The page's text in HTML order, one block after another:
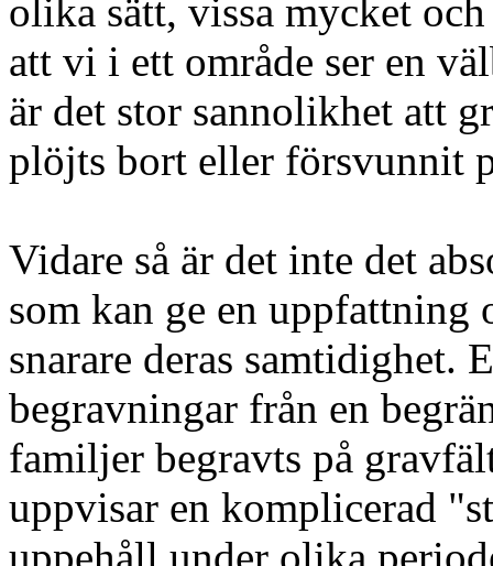
olika sätt, vissa mycket
att vi i ett område ser en
är det stor sannolikhet att
plöjts bort eller försvunnit
Vidare så är det inte det
som kan ge en uppfattning
snarare deras samtidighet.
begravningar från en
familjer begravts på
uppvisar en komplicerad